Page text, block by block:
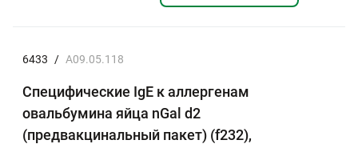
6433 / A09.05.118
Специфические IgE к аллергенам
овальбумина яйца nGal d2
(предвакцинальный пакет) (f232),